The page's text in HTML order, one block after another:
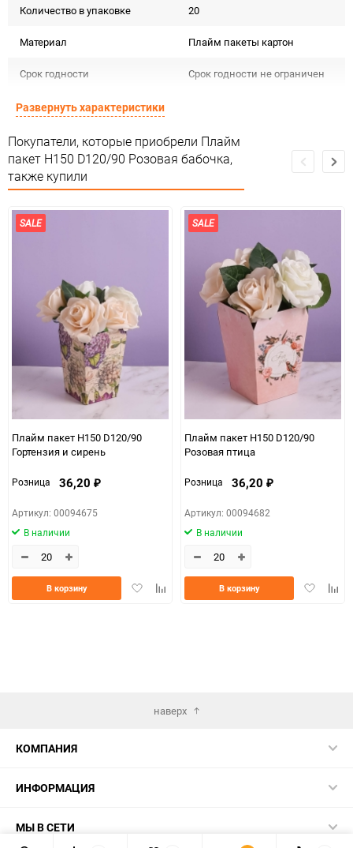
Количество в упаковке 20
Материал Плайм пакеты картон
Срок годности Срок годности не ограничен
Предназначение товара
Сертификация Не подлежит сертификации
Особые условия Особых условий не требует
Количество в коробке 800
Развернуть характеристики
Покупатели, которые приобрели Плайм
пакет H150 D120/90 Розовая бабочка,
также купили
SALE
Плайм пакет H150 D120/90
Гортензия и сирень
Розница 36,20 ₽
Артикул: 00094675
В наличии
ДобавитьДобавить
В корзину
SALE
Плайм пакет H150 D120/90
Розовая птица
Розница 36,20 ₽
Артикул: 00094682
В наличии
Добавить
В корзину
наверх
КОМПАНИЯ
ИНФОРМАЦИЯ
МЫ В СЕТИ